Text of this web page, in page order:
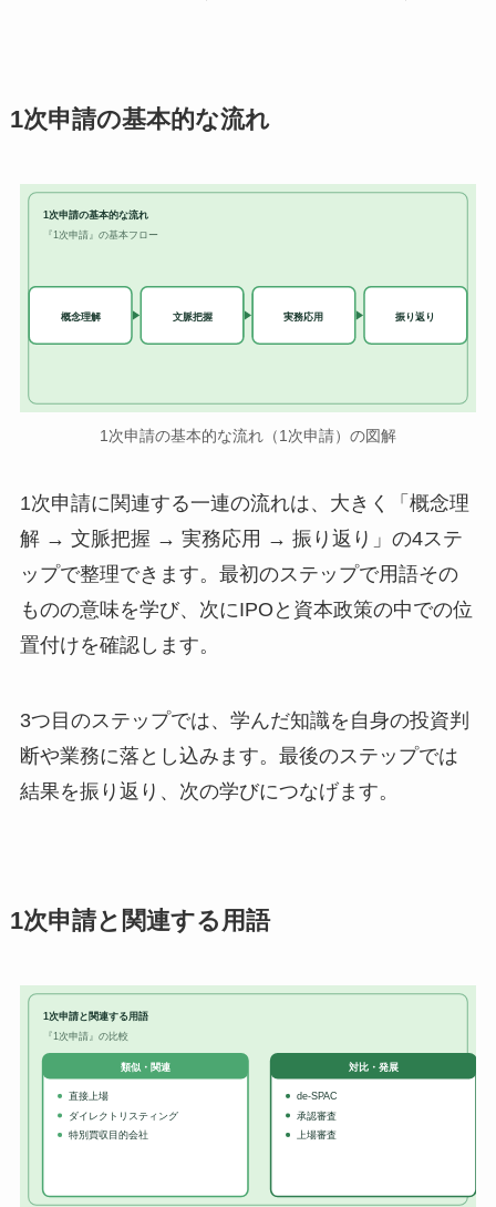
1次申請の基本的な流れ
1次申請の基本的な流れ
『1次申請』の基本フロー
概念理解 文脈把握 実務応用 振り返り
1次申請の基本的な流れ（1次申請）の図解
1次申請に関連する一連の流れは、大きく「概念理
解 → 文脈把握 → 実務応用 → 振り返り」の4ステ
ップで整理できます。最初のステップで用語その
ものの意味を学び、次にIPOと資本政策の中での位
置付けを確認します。
3つ目のステップでは、学んだ知識を自身の投資判
断や業務に落とし込みます。最後のステップでは
結果を振り返り、次の学びにつなげます。
1次申請と関連する用語
1次申請と関連する用語
『1次申請』の比較
類似・関連
直接上場
ダイレクトリスティング
特別買収目的会社
対比・発展
de-SPAC
承認審査
上場審査